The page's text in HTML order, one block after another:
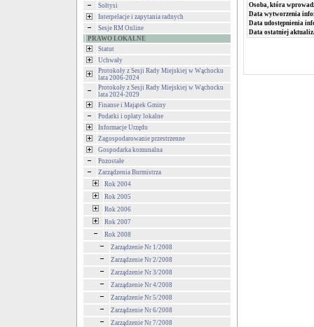
Sołtysi
Interpelacje i zapytania radnych
Sesje RM Online
PRAWO LOKALNE
Statut
Uchwały
Protokoły z Sesji Rady Miejskiej w Wąchocku
lata 2006-2024
Protokoły z Sesji Rady Miejskiej w Wąchocku
lata 2024-2029
Finanse i Majątek Gminy
Podatki i opłaty lokalne
Informacje Urzędu
Zagospodarowanie przestrzenne
Gospodarka komunalna
Pozostałe
Zarządzenia Burmistrza
Rok 2004
Rok 2005
Rok 2006
Rok 2007
Rok 2008
Zarządzenie Nr 1/2008
Zarządzenie Nr 2/2008
Zarządzenie Nr 3/2008
Zarządzenie Nr 4/2008
Zarządzenie Nr 5/2008
Zarządzenie Nr 6/2008
Zarządzenie Nr 7/2008
Osoba, która
Data wytworzenia
Data udostępnienia
Data ostatniej